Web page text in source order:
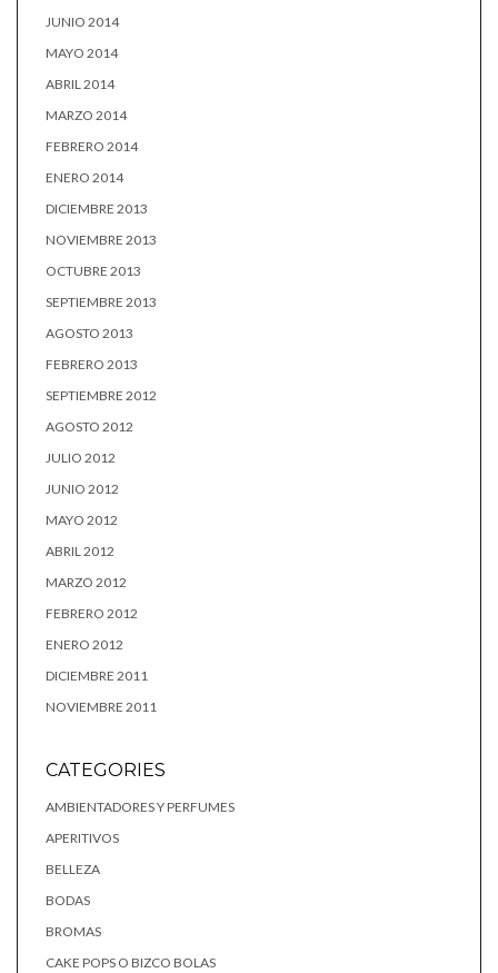
JUNIO 2014
MAYO 2014
ABRIL 2014
MARZO 2014
FEBRERO 2014
ENERO 2014
DICIEMBRE 2013
NOVIEMBRE 2013
OCTUBRE 2013
SEPTIEMBRE 2013
AGOSTO 2013
FEBRERO 2013
SEPTIEMBRE 2012
AGOSTO 2012
JULIO 2012
JUNIO 2012
MAYO 2012
ABRIL 2012
MARZO 2012
FEBRERO 2012
ENERO 2012
DICIEMBRE 2011
NOVIEMBRE 2011
CATEGORIES
AMBIENTADORES Y PERFUMES
APERITIVOS
BELLEZA
BODAS
BROMAS
CAKE POPS O BIZCO BOLAS